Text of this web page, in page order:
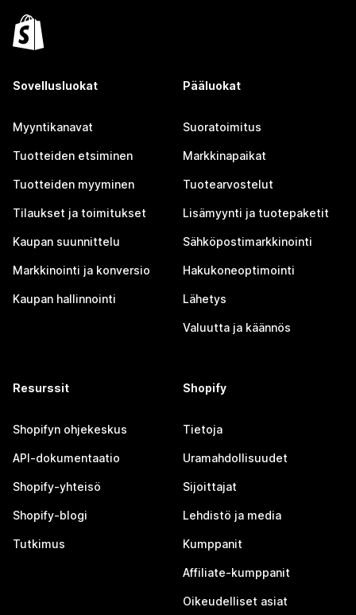
Sovellusluokat
Myyntikanavat
Tuotteiden etsiminen
Tuotteiden myyminen
Tilaukset ja toimitukset
Kaupan suunnittelu
Markkinointi ja konversio
Kaupan hallinnointi
Pääluokat
Suoratoimitus
Markkinapaikat
Tuotearvostelut
Lisämyynti ja tuotepaketit
Sähköpostimarkkinointi
Hakukoneoptimointi
Lähetys
Valuutta ja käännös
Resurssit
Shopifyn ohjekeskus
API-dokumentaatio
Shopify-yhteisö
Shopify-blogi
Tutkimus
Shopify
Tietoja
Uramahdollisuudet
Sijoittajat
Lehdistö ja media
Kumppanit
Affiliate-kumppanit
Oikeudelliset asiat